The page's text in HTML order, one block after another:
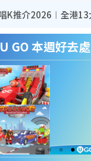
U GO 本週好去處